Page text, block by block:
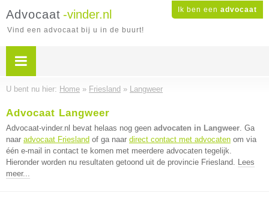
Ik ben een advocaat
Advocaat -vinder.nl
Vind een advocaat bij u in de buurt!
U bent nu hier: Home » Friesland » Langweer
Advocaat Langweer
Advocaat-vinder.nl bevat helaas nog geen advocaten in Langweer. Ga
naar advocaat Friesland of ga naar direct contact met advocaten om via
één e-mail in contact te komen met meerdere advocaten tegelijk.
Hieronder worden nu resultaten getoond uit de provincie Friesland. Lees
meer...